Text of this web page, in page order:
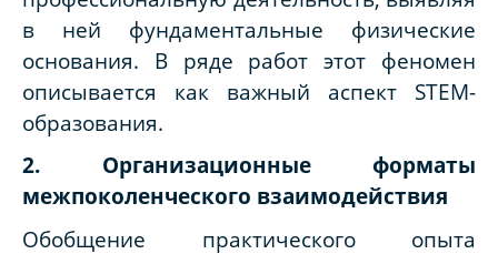
в ней фундаментальные физические
основания. В ряде работ этот феномен
описывается как важный аспект STEM-
образования.
2. Организационные форматы
межпоколенческого взаимодействия
Обобщение практического опыта